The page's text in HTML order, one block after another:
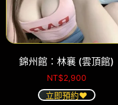
錦州館：林襄 (雲頂館)
NT$2,900
立即預約❤️